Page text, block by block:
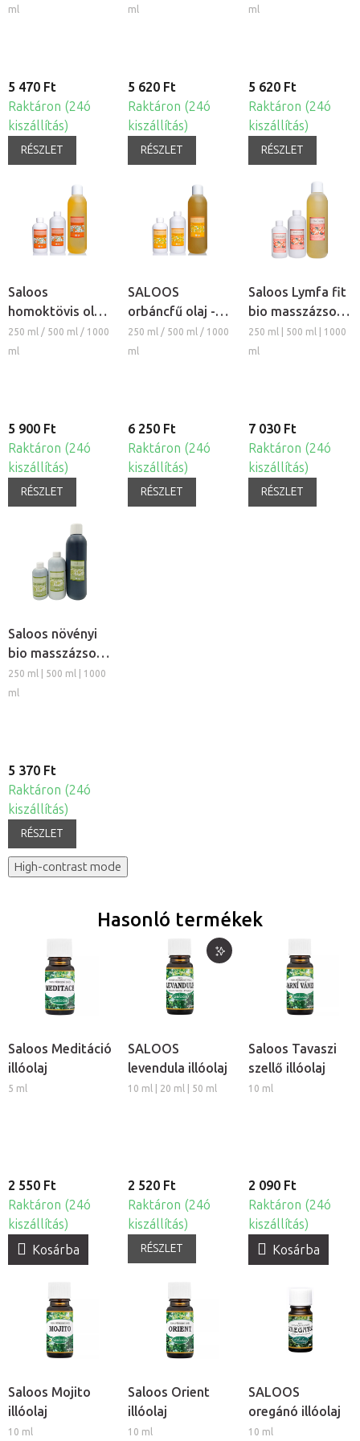
ml
5 470 Ft
Raktáron (24ó
kiszállítás)
RÉSZLET
ml
5 620 Ft
Raktáron (24ó
kiszállítás)
RÉSZLET
ml
5 620 Ft
Raktáron (24ó
kiszállítás)
RÉSZLET
Saloos
homoktövis olaj
- gyógynövény
kivonat
250 ml / 500 ml / 1000
ml
5 900 Ft
Raktáron (24ó
kiszállítás)
RÉSZLET
SALOOS
orbáncfű olaj -
gyógynövény
kivonat
250 ml / 500 ml / 1000
ml
6 250 Ft
Raktáron (24ó
kiszállítás)
RÉSZLET
Saloos Lymfa fit
bio masszázsolaj
és testolaj
250 ml | 500 ml | 1000
ml
7 030 Ft
Raktáron (24ó
kiszállítás)
RÉSZLET
Saloos növényi
bio masszázsolaj
- Kender
250 ml | 500 ml | 1000
ml
5 370 Ft
Raktáron (24ó
kiszállítás)
RÉSZLET
High-contrast mode
Hasonló termékek
Saloos Meditáció
illóolaj
5 ml
2 550 Ft
Raktáron (24ó
kiszállítás)
Kosárba
SALOOS
levendula illóolaj
10 ml | 20 ml | 50 ml
2 520 Ft
Raktáron (24ó
kiszállítás)
RÉSZLET
Saloos Tavaszi
szellő illóolaj
10 ml
2 090 Ft
Raktáron (24ó
kiszállítás)
Kosárba
Saloos Mojito
illóolaj
10 ml
Saloos Orient
illóolaj
10 ml
SALOOS
oregánó illóolaj
10 ml